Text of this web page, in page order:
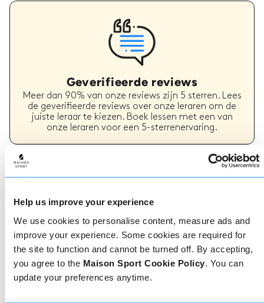
Help us improve your experience
We use cookies to personalise content, measure ads and
improve your experience. Some cookies are required for
the site to function and cannot be turned off. By accepting,
you agree to the Maison Sport Cookie Policy. You can
update your preferences anytime.
Geverifieerde reviews
Meer dan 90% van onze reviews zijn 5 sterren. Lees
de geverifieerde reviews over onze leraren om de
juiste leraar te kiezen. Boek lessen met een van
onze leraren voor een 5-sterrenervaring.
Boeken
vriendelijke, deskundige team staat altijd klaar om
je te helpen - boek direct online of praat met ons